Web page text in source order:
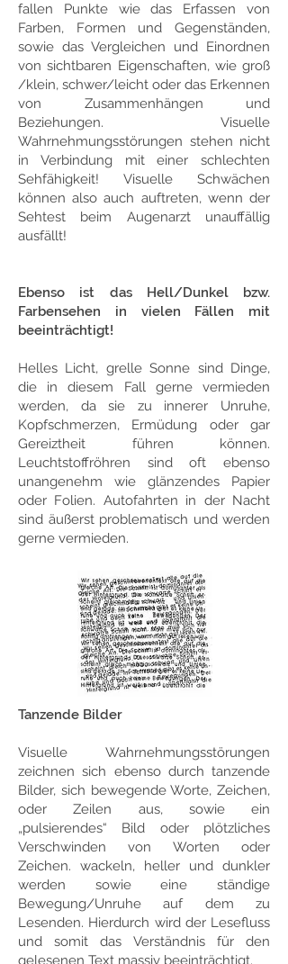
fallen Punkte wie das Erfassen von
Farben, Formen und Gegenständen,
sowie das Vergleichen und Einordnen
von sichtbaren Eigenschaften, wie groß
/klein, schwer/leicht oder das Erkennen
von Zusammenhängen und
Beziehungen. Visuelle
Wahrnehmungsstörungen stehen nicht
in Verbindung mit einer schlechten
Sehfähigkeit! Visuelle Schwächen
können also auch auftreten, wenn der
Sehtest beim Augenarzt unauffällig
ausfällt!
Ebenso ist das Hell/Dunkel bzw.
Farbensehen in vielen Fällen mit
beeinträchtigt!
Helles Licht, grelle Sonne sind Dinge,
die in diesem Fall gerne vermieden
werden, da sie zu innerer Unruhe,
Kopfschmerzen, Ermüdung oder gar
Gereiztheit führen können.
Leuchtstoffröhren sind oft ebenso
unangenehm wie glänzendes Papier
oder Folien. Autofahrten in der Nacht
sind äußerst problematisch und werden
gerne vermieden.
Tanzende Bilder
Visuelle Wahrnehmungsstörungen
zeichnen sich ebenso durch tanzende
Bilder, sich bewegende Worte, Zeichen,
oder Zeilen aus, sowie ein
„pulsierendes“ Bild oder plötzliches
Verschwinden von Worten oder
Zeichen. wackeln, heller und dunkler
werden sowie eine ständige
Bewegung/Unruhe auf dem zu
Lesenden. Hierdurch wird der Lesefluss
und somit das Verständnis für den
gelesenen Text massiv beeinträchtigt.